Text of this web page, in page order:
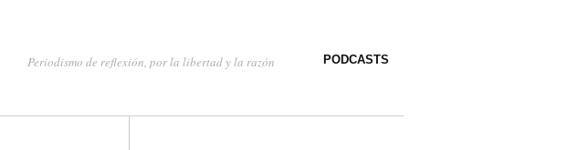
Periodismo de reflexión, por la libertad y la razón PODCASTS